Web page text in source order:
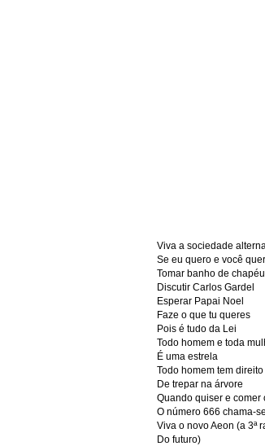
Viva a sociedade
Se eu quero e você quer
Tomar banho de chapéu
Discutir Carlos Gardel
Esperar Papai Noel
Faze o que tu queres
Pois é tudo da Lei
Todo homem e toda
É uma estrela
Todo homem tem direito
De trepar na árvore
Quando quiser e comer
O número 666 chama-
Viva o novo Aeon (a 3ª
Do futuro)